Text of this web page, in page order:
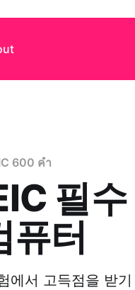
600 คำ
필
퓨터
에서 고득점을 받